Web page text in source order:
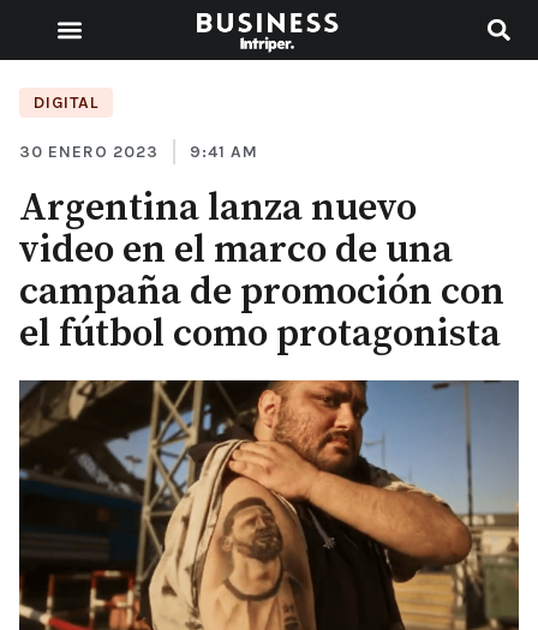
DIGITAL
30 ENERO 2023 9:41 AM
Argentina lanza nuevo
video en el marco de una
campaña de promoción con
el fútbol como protagonista